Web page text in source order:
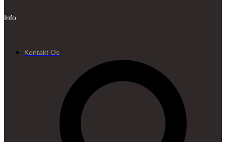
Info
Kontakt Os